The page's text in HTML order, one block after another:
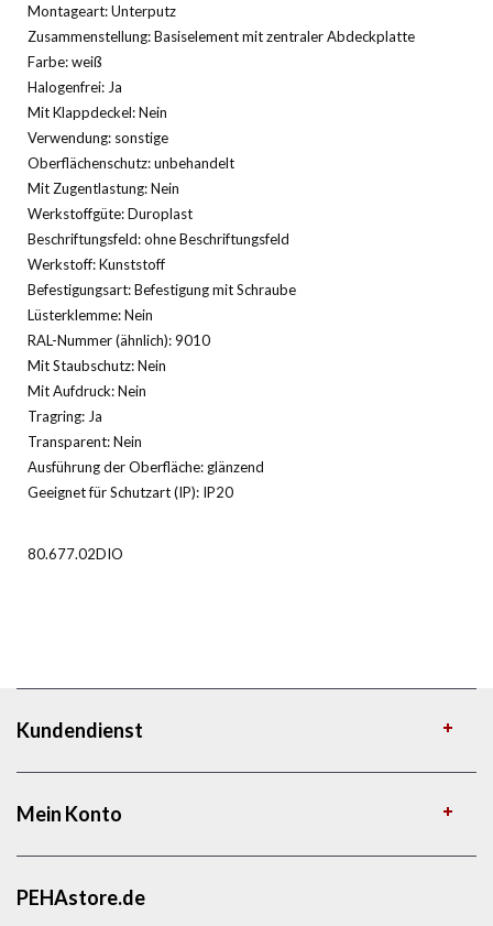
Montageart: Unterputz
Zusammenstellung: Basiselement mit zentraler Abdeckplatte
Farbe: weiß
Halogenfrei: Ja
Mit Klappdeckel: Nein
Verwendung: sonstige
Oberflächenschutz: unbehandelt
Mit Zugentlastung: Nein
Werkstoffgüte: Duroplast
Beschriftungsfeld: ohne Beschriftungsfeld
Werkstoff: Kunststoff
Befestigungsart: Befestigung mit Schraube
Lüsterklemme: Nein
RAL-Nummer (ähnlich): 9010
Mit Staubschutz: Nein
Mit Aufdruck: Nein
Tragring: Ja
Transparent: Nein
Ausführung der Oberfläche: glänzend
Geeignet für Schutzart (IP): IP20
80.677.02DIO
Kundendienst
Mein Konto
PEHAstore.de